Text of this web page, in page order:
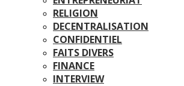
RELIGION
DECENTRALISATION
CONFIDENTIEL
FAITS DIVERS
FINANCE
INTERVIEW